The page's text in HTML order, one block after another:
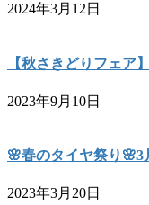
2024年3月12日
【秋さきどりフェア
2023年9月10日
🌸春のタイヤ祭り🌸3
2023年3月20日